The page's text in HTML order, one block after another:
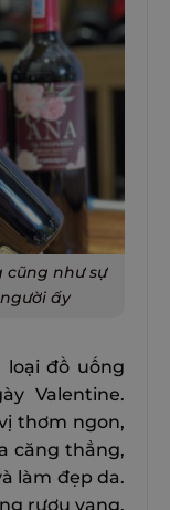
cũng như sự
ấy
đồ uống
Valentine.
thơm ngon,
căng thẳng,
làm đẹp da.
rượu vang,